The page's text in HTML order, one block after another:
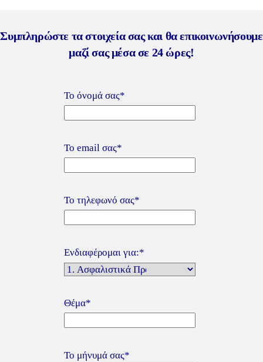
Συμπληρώστε τα στοιχεία σας και θα επικοινωνήσουμε
μαζί σας μέσα σε 24 ώρες!
Το όνομά σας*
Το email σας*
Το τηλεφωνό σας*
Ενδιαφέρομαι για:*
Θέμα*
Το μήνυμά σας*